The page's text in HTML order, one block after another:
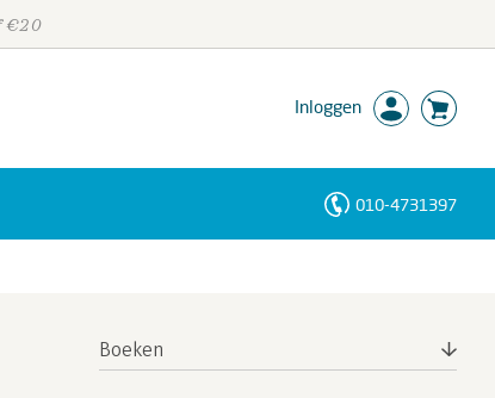
€20
Inloggen
010-4731397
Boeken